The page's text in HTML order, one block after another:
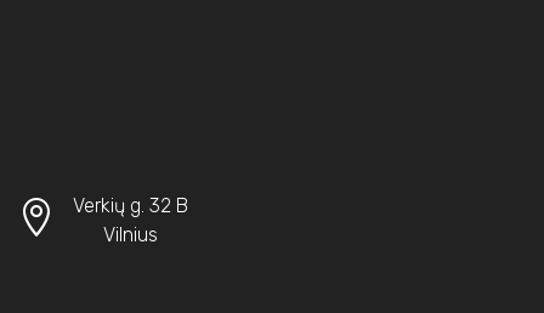
Verkių g. 32 B
Vilnius